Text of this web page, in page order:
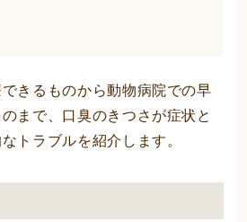
きるものから動物病院での早
まで、口臭のきつさが症状と
トラブルを紹介します。